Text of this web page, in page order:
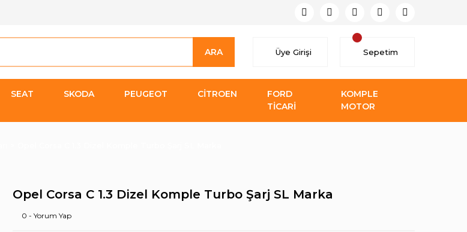
ARA Üye Girişi Sepetim
SEAT SKODA PEUGEOT CİTROEN
FORD
TİCARİ
KOMPLE
MOTOR
Opel Corsa C 1.3 Dizel Komple Turbo Şarj SL Marka
0 - Yorum Yap